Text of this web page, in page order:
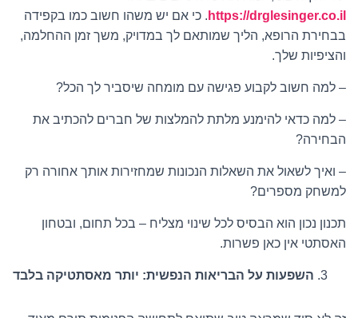
https://drglesinger.co.il . כי אם יש משהו חשוב כמו בקפידה
בבחירת הרופא, הליך שמותאם לך במדויק, משך זמן ההחלמה,
והציפיות שלך.
– למה חשוב לקבוע פגישה עם מומחה שיסביר לך הכל?
– למה כדאי להימנע מלתת להמלצות של חברים להכתיב את
הבחירה?
– ואיך לשאול את השאלות הנכונות שמחזירות אותך אחורה רק
למשחק מספרים?
תכנון נכון הוא הבסיס לכל שינוי מצליח – בכל תחום, ובטחון
האסתטי אין כאן פשרות.
השפעות על הבריאות הנפשית: יותר מאסתטיקה בלבד